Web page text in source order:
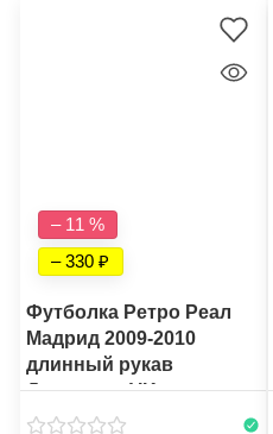
– 11 %
– 330
Футболка Ретро Реал
Мадрид 2009-2010
длинный рукав
Домашняя VK